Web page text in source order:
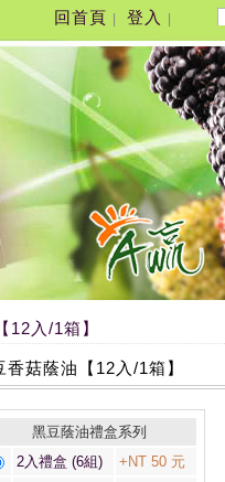
回首頁 登入
12入/1箱】
香菇蔭油【12入/1箱】
黑豆蔭油禮盒系列
2入禮盒 (6組)
+NT 50 元